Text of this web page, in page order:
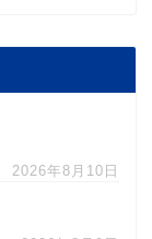
2026年8月10日